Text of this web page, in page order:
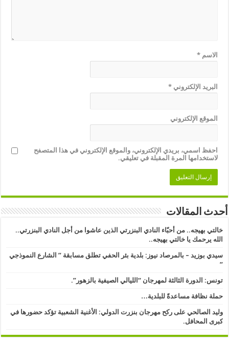
الاسم*
البريد الإلكتروني*
الموقع الإلكتروني
احفظ اسمي، بريدي الإلكتروني، والموقع الإلكتروني في هذا المتصفح
لاستخدامها المرة المقبلة في تعليقي.
أحدث المقالات
خالتي بهيجه.. من أحبّاء النادي البنزرتي الذين عاشوا من أجل النادي البنزرتي..
الله يرحمك يا خالتي بهيجه..
سيدي بوزيد – بالمرصاد نيوز: بلدية بئر الحفي تطلق مسابقة ” الشارع النموذجي
” ​
تونس: الدورة الثالثة لمهرجان “الليالي الصيفية بالزهور”.
حملة نظافة مساعدةً للبلدية…
وليد الصالحي على ركح مهرجان بنزرت الدولي: الأغنية الشعبية تؤكد حضورها في
كبرى المحافل.